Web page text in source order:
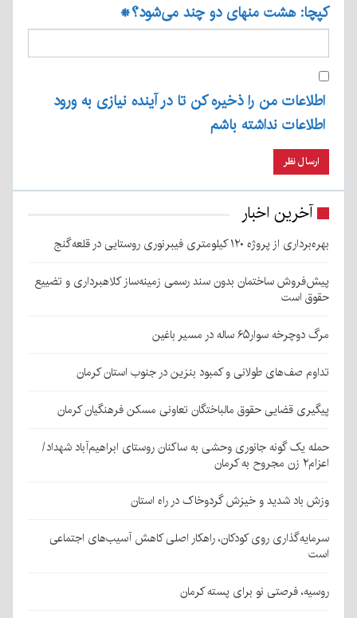
کپچا: هشت منهای دو چند می‌شود؟*
اطلاعات من را ذخیره کن تا در آینده نیازی به ورود
اطلاعات نداشته باشم
آخرین اخبار
بهره‌برداری از پروژه ۱۲۰ کیلومتری فیبرنوری روستایی در قلعه‌گنج
پیش‌فروش ساختمان بدون سند رسمی زمینه‌ساز کلاهبرداری و تضییع
حقوق است
مرگ دوچرخه سوار۶۵ ساله در مسیر باغین
تداوم صف‌های طولانی و کمبود بنزین در جنوب استان کرمان
پیگیری قضایی حقوق مالباختگان تعاونی مسکن فرهنگیان کرمان
حمله یک گونه جانوری وحشی به ساکنان روستای ابراهیم‌آباد شهداد/
اعزام۲ زن مجروح به کرمان
وزش باد شدید و خیزش گردوخاک در راه استان
سرمایه‌گذاری روی کودکان، راهکار اصلی کاهش آسیب‌های اجتماعی
است
روسیه، فرصتی نو برای پسته کرمان